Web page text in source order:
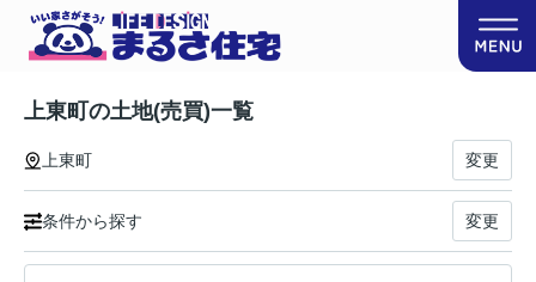
上東町の土地(売買)一覧
上東町 変更
条件から探す 変更